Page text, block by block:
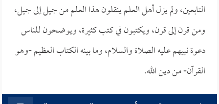
التابعين، ولم يزل أهل العلم ينقلون هذا العلم من جيل إلى جيل،
ومن قرن إلى قرن، ويكتبون في كتب كثيرة، ويوضحون للناس
دعوة نبيهم عليه الصلاة والسلام، وما بينه الكتاب العظيم -وهو
القرآن- من دين الله.